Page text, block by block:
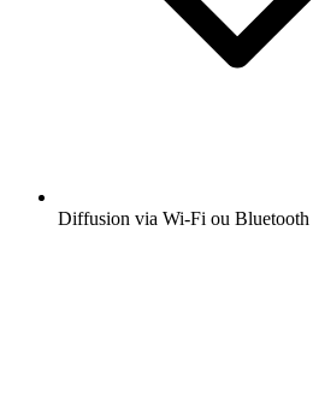
Diffusion via Wi-Fi ou Bluetooth